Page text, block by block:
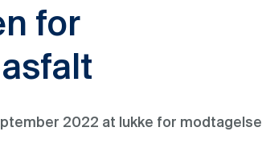
for
2022 at lukke for modtagelse